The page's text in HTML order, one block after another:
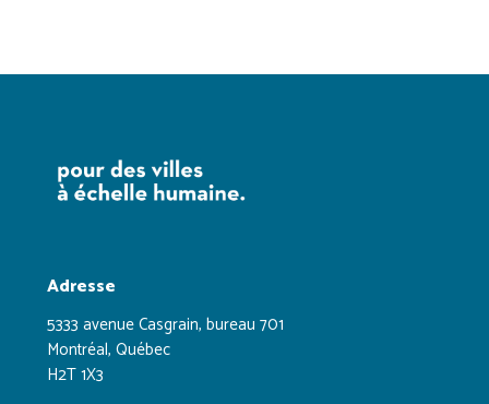
Adresse
5333 avenue Casgrain, bureau 701
Montréal, Québec
H2T 1X3